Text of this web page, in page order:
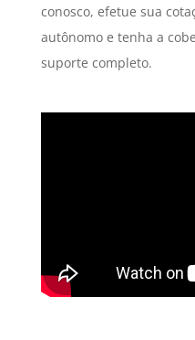
conosco, efetue sua
autônomo e tenha a
suporte completo.